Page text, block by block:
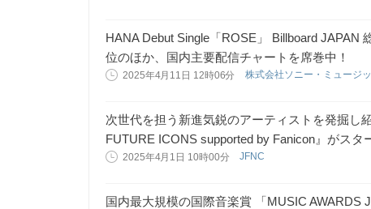
HANA Debut Single「ROSE」 Billboard JAPAN
位のほか、国内主要配信チャートを席巻中！
2025年4月11日 12時06分 株式会社ソニー・ミュージ
次世代を担う新進気鋭のアーティストを発掘し
FUTURE ICONS supported by Fanicon』がスタ
2025年4月1日 10時00分 JFNC
国内最大規模の国際音楽賞 「MUSIC AWARDS